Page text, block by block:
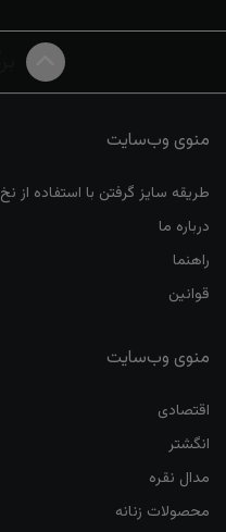
منوی وب‌سایت
طریقه سایز گرفتن با استفاده از نخ
درباره ما
راهنما
قوانین
منوی وب‌سایت
اقتصادی
انگشتر
مدال نقره
محصولات زنانه